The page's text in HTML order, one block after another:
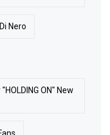
Nero
ON" New